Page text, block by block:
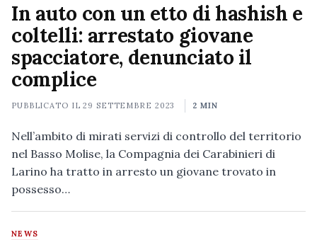
In auto con un etto di hashish e
coltelli: arrestato giovane
spacciatore, denunciato il
complice
PUBBLICATO IL29 SETTEMBRE 2023 2 MIN
Nell’ambito di mirati servizi di controllo del territorio
nel Basso Molise, la Compagnia dei Carabinieri di
Larino ha tratto in arresto un giovane trovato in
possesso…
NEWS